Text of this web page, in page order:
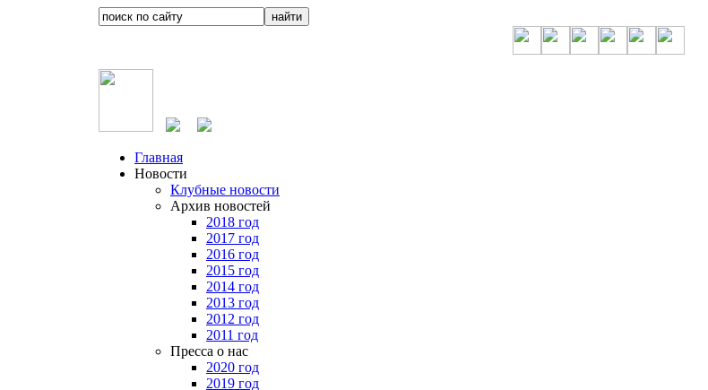
Главная
Новости
Клубные новости
Архив новостей
2018 год
2017 год
2016 год
2015 год
2014 год
2013 год
2012 год
2011 год
Пресса о нас
2020 год
2019 год